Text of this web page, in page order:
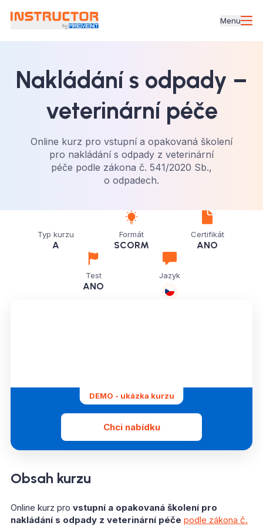
Menu
Nakládání s odpady –⁠
veterinární péče
Online kurz pro vstupní a opakovaná školení
pro nakládání s odpady z veterinární
péče podle zákona č. 541/2020 Sb.,
o odpadech.
Typ kurzu
A
Formát
SCORM
Certifikát
ANO
Test
ANO
Jazyk
DEMO - ukázka kurzu
Chci nabídku
Obsah kurzu
Online kurz pro vstupní a opakovaná školení pro
nakládání s odpady z veterinární péče podle zákona č.